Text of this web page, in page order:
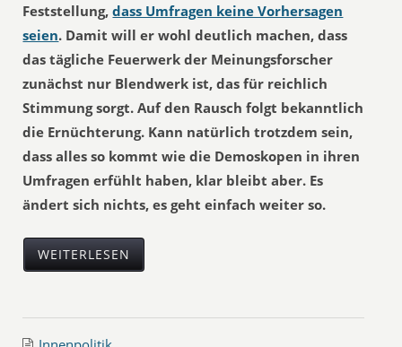
Feststellung,dass Umfragen keine Vorhersagen
seien. Damit will er wohl deutlich machen, dass
das tägliche Feuerwerk der Meinungsforscher
zunächst nur Blendwerk ist, das für reichlich
Stimmung sorgt. Auf den Rausch folgt bekanntlich
die Ernüchterung. Kann natürlich trotzdem sein,
dass alles so kommt wie die Demoskopen in ihren
Umfragen erfühlt haben, klar bleibt aber. Es
ändert sich nichts, es geht einfach weiter so.
WEITERLESEN